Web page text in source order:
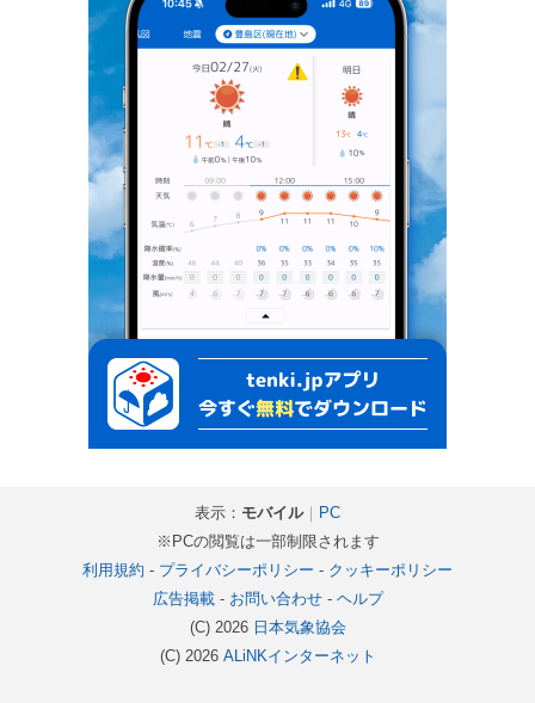
表示： モバイル｜ PC
※PCの閲覧は一部制限されます
利用規約 - プライバシーポリシー - クッキーポリシー
広告掲載- お問い合わせ- ヘルプ
(C) 2026 日本気象協会
(C) 2026 ALiNKインターネット